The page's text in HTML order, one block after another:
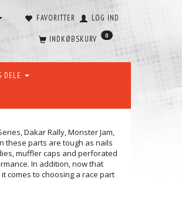
FAVORITTER LOG IND
INDKØBSKURV 0
DELE
Dakar Rally, Monster Jam,
these parts are tough as nails
muffler caps and perforated
In addition, now that
comes to choosing a race part